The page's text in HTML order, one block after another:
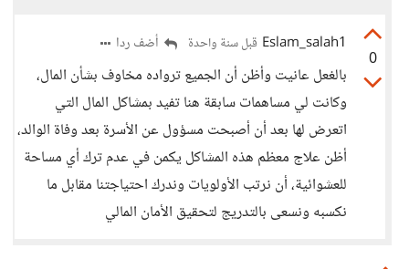
0
Eslam_salah1 قبل سنة واحدة أضف ردا
بالغعل عانيت وأظن أن الجميع ترواده مخاوف بشأن المال،
وكانت لي مساهمات سابقة هنا تفيد بمشاكل المال التي
اتعرض لها بعد أن أصبحت مسؤول عن الأسرة بعد وفاة الوالد،
أظن علاج معظم هذه المشاكل يكمن في عدم ترك أي مساحة
للعشوائية، أن نرتب الأولويات وندرك احتياجتنا مقابل ما
نكسبه ونسعى بالتدريج لتحقيق الأمان المالي